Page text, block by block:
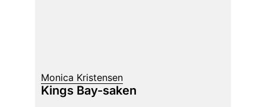
Monica Kristensen
Kings Bay-saken